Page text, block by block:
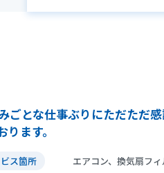
ごとな仕事ぶりにただただ
ります。
ス箇所 エアコン、換気扇フ